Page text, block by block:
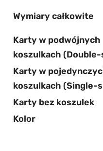
T
o
k
e
n
Wymiary całkowite
Karty w podwójnych
koszulkach
Karty w
koszulkach (Single-
Karty bez koszulek
Kolor